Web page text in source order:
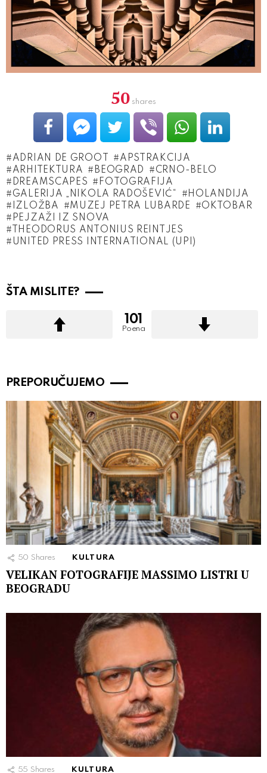
50 shares
ADRIAN DE GROOT
APSTRAKCIJA
ARHITEKTURA
BEOGRAD
CRNO-BELO
DREAMSCAPES
FOTOGRAFIJA
GALERIJA „NIKOLA RADOŠEVIĆ“
HOLANDIJA
IZLOŽBA
MUZEJ PETRA LUBARDE
OKTOBAR
PEJZAŽI IZ SNOVA
THEODORUS ANTONIUS REINTJES
UNITED PRESS INTERNATIONAL (UPI)
ŠTA MISLITE?
101
Poena
PREPORUČUJEMO
50 Shares KULTURA
VELIKAN FOTOGRAFIJE MASSIMO LISTRI U
BEOGRADU
55 Shares KULTURA